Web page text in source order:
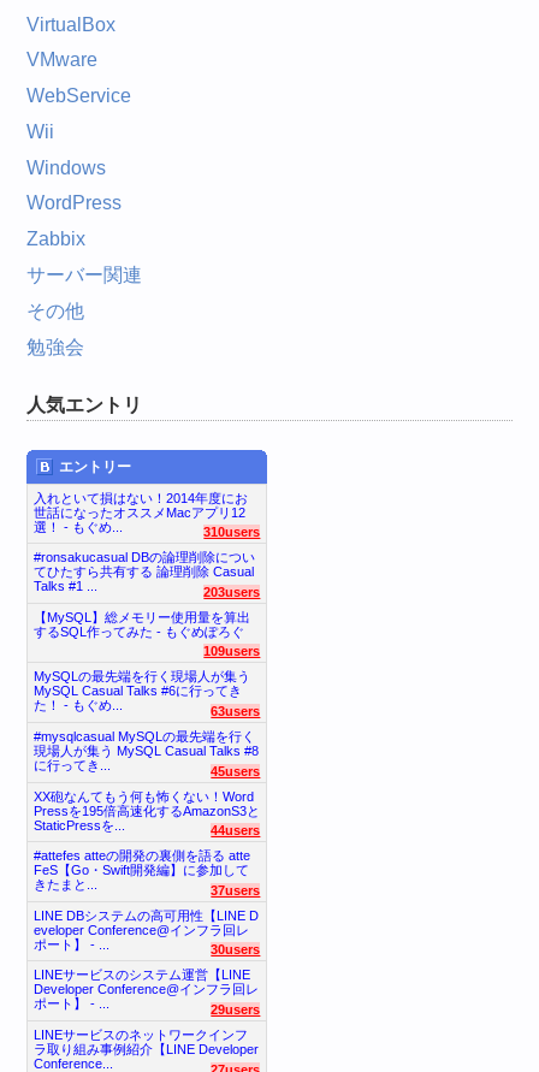
VirtualBox
VMware
WebService
Wii
Windows
WordPress
Zabbix
サーバー関連
その他
勉強会
人気エントリ
エントリー
入れといて損はない！2014年度にお
世話になったオススメMacアプリ12
選！ - もぐめ...
310users
#ronsakucasual DBの論理削除につい
てひたすら共有する 論理削除 Casual
Talks #1 ...
203users
【MySQL】総メモリー使用量を算出
するSQL作ってみた - もぐめぽろぐ
109users
MySQLの最先端を行く現場人が集う
MySQL Casual Talks #6に行ってき
た！ - もぐめ...
63users
#mysqlcasual MySQLの最先端を行く
現場人が集う MySQL Casual Talks #8
に行ってき...
45users
XX砲なんてもう何も怖くない！Word
Pressを195倍高速化するAmazonS3と
StaticPressを...
44users
#attefes atteの開発の裏側を語る atte
FeS【Go・Swift開発編】に参加して
きたまと...
37users
LINE DBシステムの高可用性【LINE D
eveloper Conference@インフラ回レ
ポート】 - ...
30users
LINEサービスのシステム運営【LINE
Developer Conference@インフラ回レ
ポート】 - ...
29users
LINEサービスのネットワークインフ
ラ取り組み事例紹介【LINE Developer
Conference...